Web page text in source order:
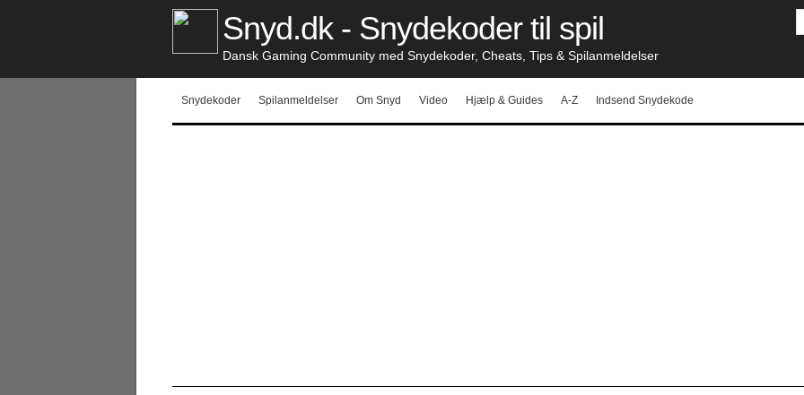
Snyd.dk - Snydekoder til spil
Dansk Gaming Community med Snydekoder, Cheats, Tips & Spilanmeldelser
Snydekoder Spilanmeldelser Om Snyd Video Hjælp & Guides A-Z Indsend Snydekode